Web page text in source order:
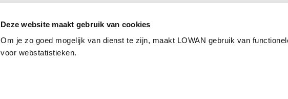
Deze website maakt gebruik van cookies
Om je zo goed mogelijk van dienst te zijn, maakt LOWAN gebruik van
voor webstatistieken.